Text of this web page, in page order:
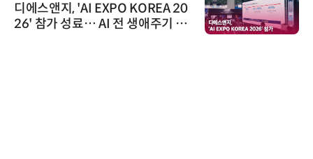
디에스앤지, 'AI EXPO KOREA 20
26' 참가 성료… AI 전 생애주기 아